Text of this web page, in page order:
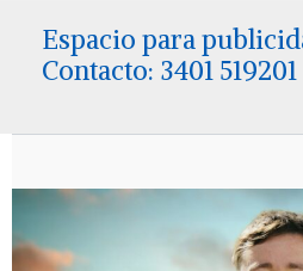
Espacio para
Contacto: 3401 519201